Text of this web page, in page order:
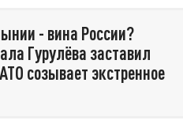
- вина России?
Гурулёва заставил
созывает экстренное